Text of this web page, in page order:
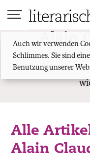
Auch wir verwenden
Schlimmes. Sie sind
Benutzung unserer
Alain
ist Schriftsteller.
Alle
Alain